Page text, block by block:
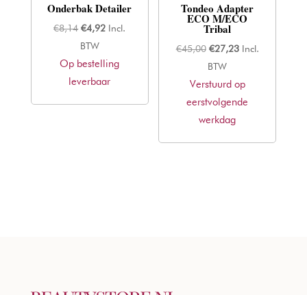
Onderbak Detailer
€8,14 Oorspronkelijke
prijs
was:
€8,14.
€4,92Huidige
is:
€4,92.
Incl.
BTW
Op bestelling
leverbaar
Tondeo Adapter
ECO M/ECO
Tribal
€45,00 Oorspronkelijke
prijs
was:
€45,00.
€27,23Huidige
is:
€27,23.
Incl.
BTW
Verstuurd op
eerstvolgende
werkdag